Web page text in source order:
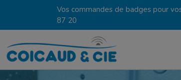
Vos commandes de badges pour
87 20